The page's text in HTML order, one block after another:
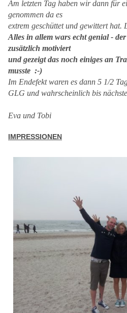
Am letzten Tag haben wir dann für
genommen da es
extrem geschüttet und gewittert hat.
Alles in allem wars echt genial -
zusätzlich motiviert
und gezeigt das noch einiges an
musste :-)
Im Endefekt waren es dann 5 1/2
GLG und wahrscheinlich bis
Eva und Tobi
IMPRESSIONEN